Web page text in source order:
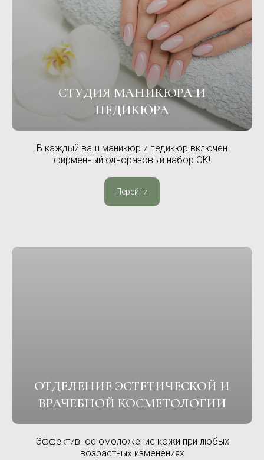
СТУДИЯ МАНИКЮРА И
ПЕДИКЮРА
В каждый ваш маникюр и педикюр включен
фирменный одноразовый набор ОК!
Перейти
ОТДЕЛЕНИЕ ЭСТЕТИЧЕСКОЙ И
ВРАЧЕБНОЙ КОСМЕТОЛОГИИ
Эффективное омоложение кожи при любых
возрастных изменениях